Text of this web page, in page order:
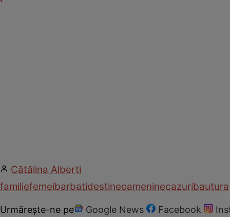
Cătălina Alberti
familiefemeibarbatidestineoameninecazuribautura
Urmărește-ne pe Google News Facebook